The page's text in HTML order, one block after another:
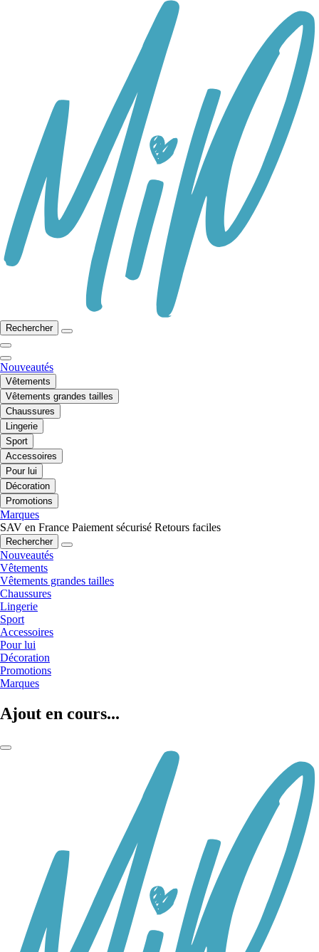
Rechercher
Nouveautés
Vêtements
Vêtements grandes tailles
Chaussures
Lingerie
Sport
Accessoires
Pour lui
Décoration
Promotions
Marques
SAV en France Paiement sécurisé Retours faciles
Rechercher
Nouveautés
Vêtements
Vêtements grandes tailles
Chaussures
Lingerie
Sport
Accessoires
Pour lui
Décoration
Promotions
Marques
Ajout en cours...